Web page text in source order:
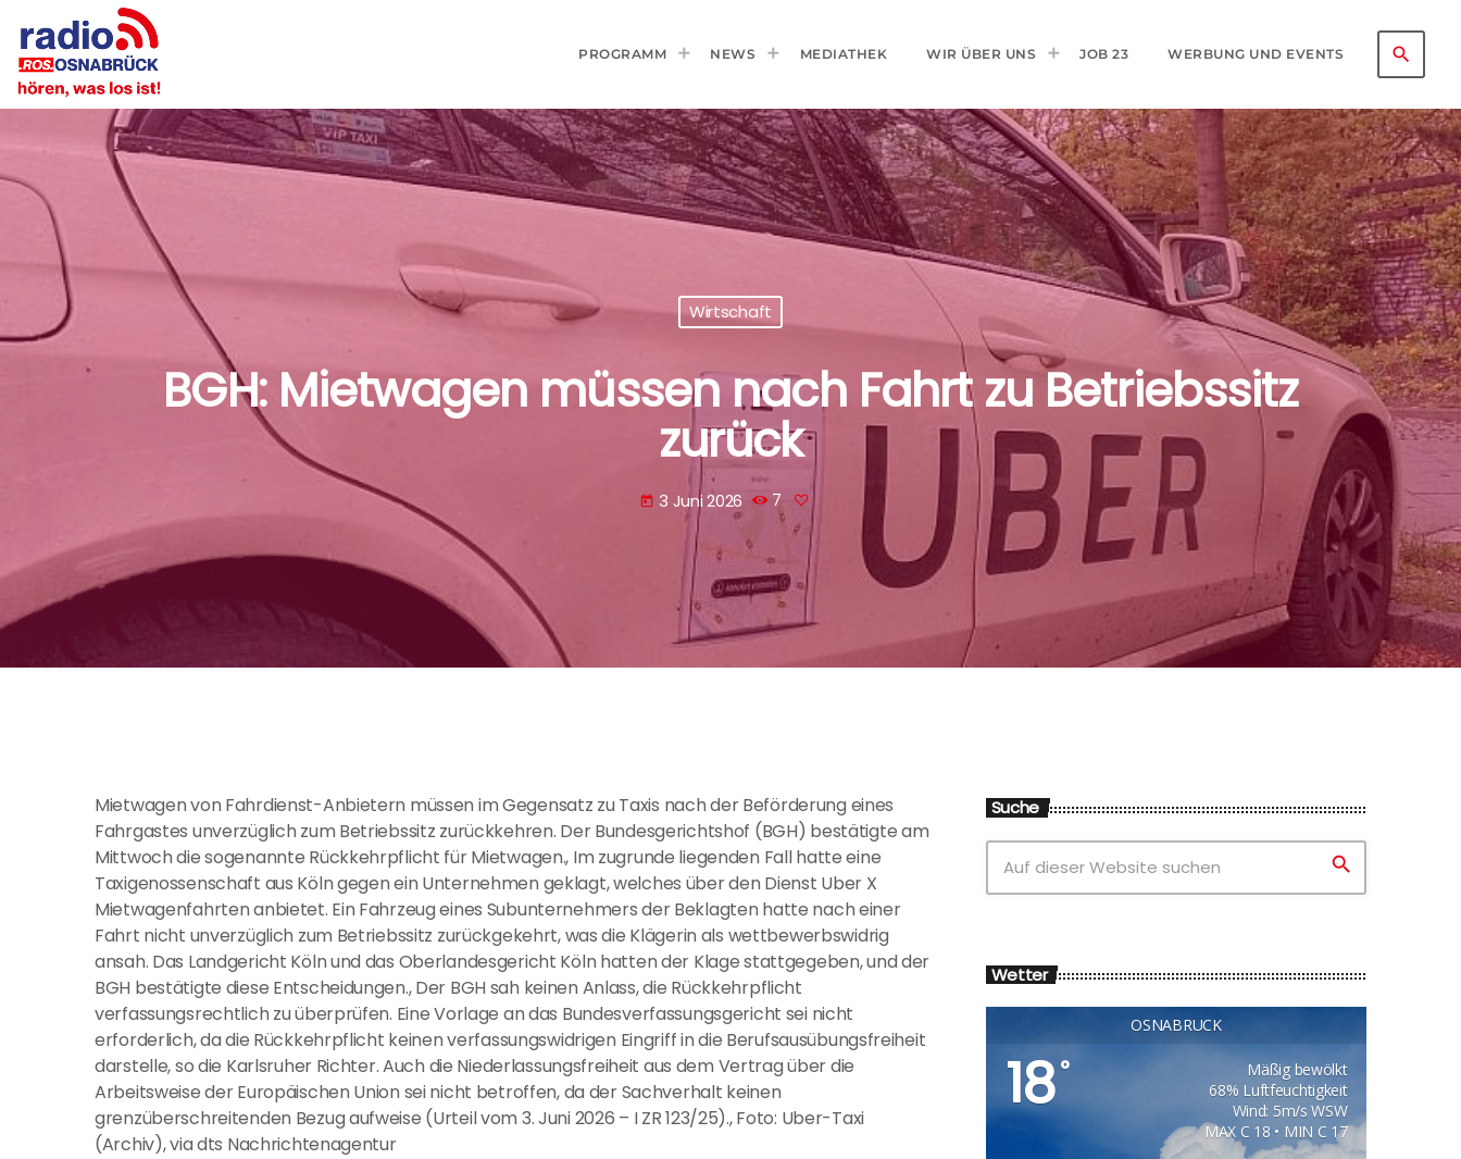
PROGRAMM NEWS MEDIATHEK WIR ÜBER UNS JOB 23 WERBUNG UND EVENTS search
Wirtschaft
BGH: Mietwagen müssen nach Fahrt zu Betriebssitz
zurück
today 3 Juni 2026 7
Mietwagen von Fahrdienst-Anbietern müssen im Gegensatz zu Taxis nach der Beförderung eines
Fahrgastes unverzüglich zum Betriebssitz zurückkehren. Der Bundesgerichtshof (BGH) bestätigte am
Mittwoch die sogenannte Rückkehrpflicht für Mietwagen., Im zugrunde liegenden Fall hatte eine
Taxigenossenschaft aus Köln gegen ein Unternehmen geklagt, welches über den Dienst Uber X
Mietwagenfahrten anbietet. Ein Fahrzeug eines Subunternehmers der Beklagten hatte nach einer
Fahrt nicht unverzüglich zum Betriebssitz zurückgekehrt, was die Klägerin als wettbewerbswidrig
ansah. Das Landgericht Köln und das Oberlandesgericht Köln hatten der Klage stattgegeben, und der
BGH bestätigte diese Entscheidungen., Der BGH sah keinen Anlass, die Rückkehrpflicht
verfassungsrechtlich zu überprüfen. Eine Vorlage an das Bundesverfassungsgericht sei nicht
erforderlich, da die Rückkehrpflicht keinen verfassungswidrigen Eingriff in die Berufsausübungsfreiheit
darstelle, so die Karlsruher Richter. Auch die Niederlassungsfreiheit aus dem Vertrag über die
Arbeitsweise der Europäischen Union sei nicht betroffen, da der Sachverhalt keinen
grenzüberschreitenden Bezug aufweise (Urteil vom 3. Juni 2026 – I ZR 123/25)., Foto: Uber-Taxi
(Archiv), via dts Nachrichtenagentur
Suche
search
Wetter
OSNABRÜCK
18°
Mäßig bewölkt
68% Luftfeuchtigkeit
Wind: 5m/s WSW
MAX C 18 • MIN C 17